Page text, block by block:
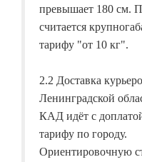
превышает 180 см.
считается
тарифу "от 10 кг".
2.2 Доставка
Ленинградской
КАД идёт с
тарифу по городу.
Ориентировочную